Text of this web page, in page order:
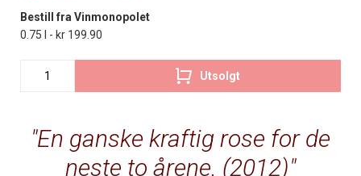
En ganske kraftig rose for de
neste to årene. (2012)
Bestill fra Vinmonopolet
0.75 l - kr 199.90
Utsolgt